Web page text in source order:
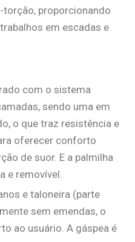
torção, proporcionando
em escadas e
com o sistema
sendo uma em
o que traz resistência e
oferecer conforto
de suor. E a palmilha
e removível.
e taloneira (parte
sem emendas, o
ao usuário. A gáspea é